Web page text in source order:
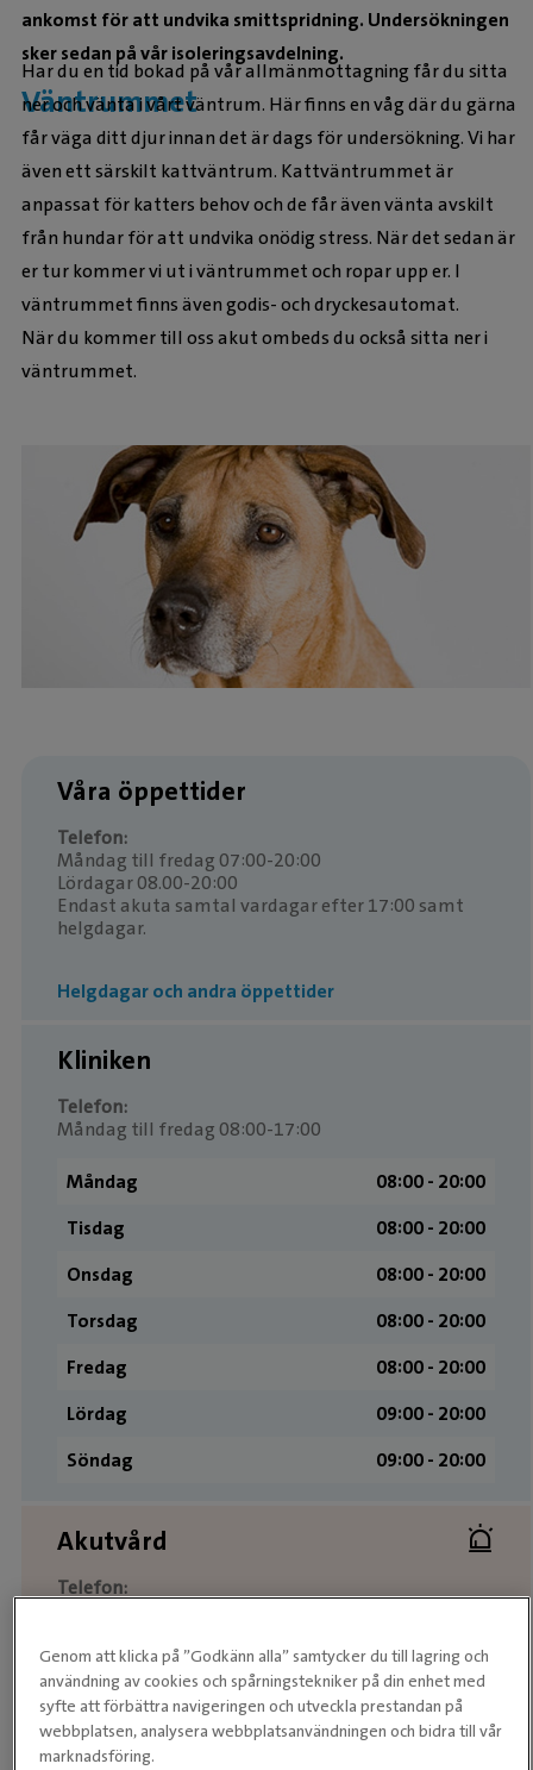
ankomst för att undvika smittspridning. Undersökningen
sker sedan på vår isoleringsavdelning.
Väntrummet
Har du en tid bokad på vår allmänmottagning får du sitta
ner och vänta i vårt väntrum. Här finns en våg där du gärna
får väga ditt djur innan det är dags för undersökning. Vi har
även ett särskilt kattväntrum. Kattväntrummet är
anpassat för katters behov och de får även vänta avskilt
från hundar för att undvika onödig stress. När det sedan är
er tur kommer vi ut i väntrummet och ropar upp er. I
väntrummet finns även godis- och dryckesautomat.
När du kommer till oss akut ombeds du också sitta ner i
väntrummet.
Våra öppettider
Telefon:
Måndag till fredag 07:00-20:00
Lördagar 08.00-20:00
Endast akuta samtal vardagar efter 17:00 samt
helgdagar.
Helgdagar och andra öppettider
Kliniken
Telefon:
Måndag till fredag 08:00-17:00
Måndag
08:00 ­- 20:00
Tisdag
08:00 ­- 20:00
Onsdag
08:00 ­- 20:00
Torsdag
08:00 ­- 20:00
Fredag
08:00 ­- 20:00
Lördag
09:00 ­- 20:00
Söndag
09:00 ­- 20:00
Akutvård
Telefon:
Söndagar 08:00-20:00
Måndag
08:00-20:00
Tisdag
Genom att klicka på ”Godkänn alla” samtycker du till lagring och
användning av cookies och spårningstekniker på din enhet med
syfte att förbättra navigeringen och utveckla prestandan på
webbplatsen, analysera webbplatsanvändningen och bidra till vår
marknadsföring.